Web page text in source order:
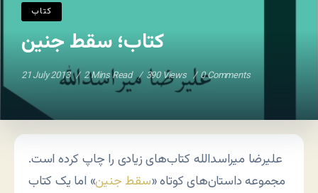
کتاب
کتاب؛ سقط جنین
21 July 2013 2 Mins Read 390 Views 0 Comments
علیرضا میراسدالله کتاب‌های زیادی را چاپ کرده است.
مجموعه داستان‌های کوتاه «سقط جنین» اما یک کتاب